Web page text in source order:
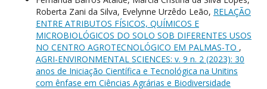
Roberta Zani da Silva, Evelynne Urzêdo Leão, RELAÇÃO
ENTRE ATRIBUTOS FÍSICOS, QUÍMICOS E
MICROBIOLÓGICOS DO SOLO SOB DIFERENTES USOS
NO CENTRO AGROTECNOLÓGICO EM PALMAS-TO ,
AGRI-ENVIRONMENTAL SCIENCES: v. 9 n. 2 (2023): 30
anos de Iniciação Científica e Tecnológica na Unitins
com ênfase em Ciências Agrárias e Biodiversidade